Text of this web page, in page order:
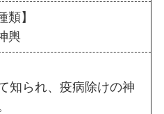
類】
輿
知られ、疫病除けの神